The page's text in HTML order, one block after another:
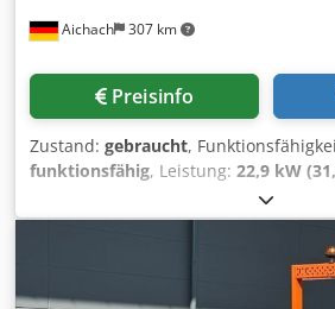
Aichach 307 km
Preisinfo
Zustand: gebraucht,
funktionsfähig, Leistung: 22,9 kW
,
2016, Betriebsstunden:6.100 h,
Hamm HD10 VT Kombiwalze mit
Ivo Ejf Baujahr 2016 6.100 h 22,9 kW
3.110 kg Kantenschneiderad